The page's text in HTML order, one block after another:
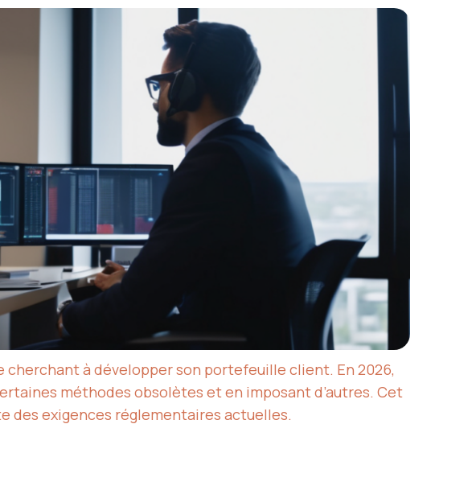
à développer son portefeuille client. En 2026,
méthodes obsolètes et en imposant d’autres. Cet
exigences réglementaires actuelles.